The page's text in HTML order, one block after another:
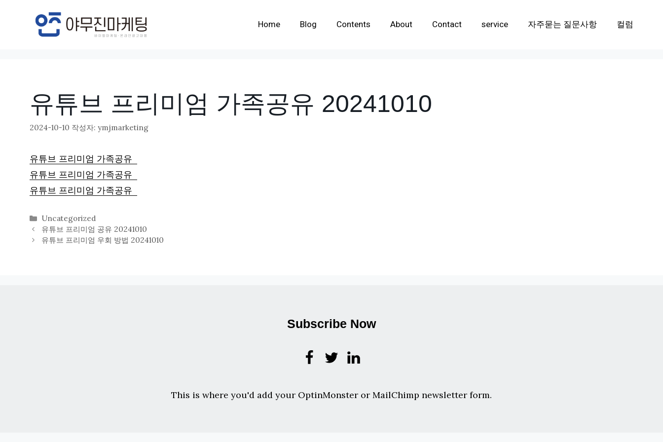
Home Blog Contents About Contact service 자주묻는 질문사항 컬럼
유튜브 프리미엄 가족공유 20241010
2024-10-10 작성자: ymjmarketing
유튜브 프리미엄 가족공유
유튜브 프리미엄 가족공유
유튜브 프리미엄 가족공유
카
테
고
Uncategorized
유튜브 프리미엄 공유 20241010
유튜브 프리미엄 우회 방법 20241010
Subscribe Now
This is where you'd add your OptinMonster or MailChimp newsletter form.